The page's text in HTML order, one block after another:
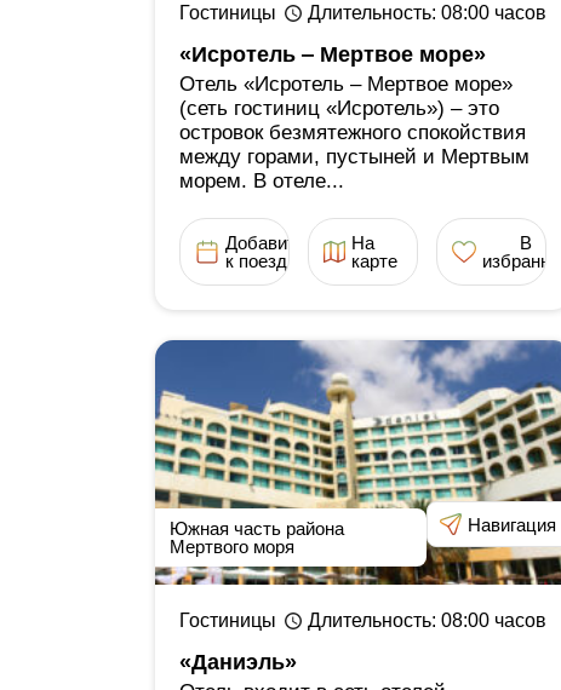
Гостиницы Длительность: 08:00 часов
«Исротель ‒ Мертвое море»
Отель «Исротель ‒ Мертвое море»
(сеть гостиниц «Исротель») ‒ это
островок безмятежного спокойствия
между горами, пустыней и Мертвым
морем. В отеле...
Добавить
к поездке
На
карте
В
избранное
Южная часть района
Мертвого моря
Навигация
Гостиницы Длительность: 08:00 часов
«Даниэль»